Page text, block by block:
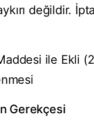
değildir.
ile Ekli
Gerekçesi